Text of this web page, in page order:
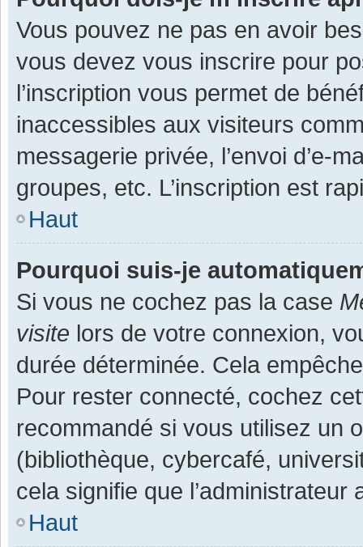
Vous pouvez ne pas en avoir
vous devez vous inscrire pour
l’inscription vous permet de
inaccessibles aux visiteurs
messagerie privée, l’envoi d’e-
groupes, etc. L’inscription est
Haut
Pourquoi suis-je
Si vous ne cochez pas la case
visite lors de votre connexion,
durée déterminée. Cela
Pour rester connecté, cochez
recommandé si vous utilisez un
(bibliothèque, cybercafé,
cela signifie que
Haut